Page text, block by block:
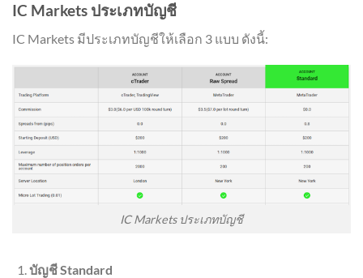
IC Markets ประเภทบัญชี
IC Markets มีประเภทบัญชีให้เลือก 3 แบบ ดังนี้:
IC Markets ประเภทบัญชี
บัญชี Standard